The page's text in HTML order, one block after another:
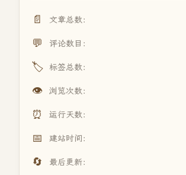
📄 文章总数：
💬 评论数目：
🏷️ 标签总数：
👁️ 浏览次数：
⏰ 运行天数：
📅 建站时间：
🔄 最后更新：